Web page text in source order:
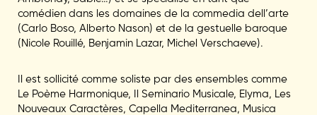
comédien dans les domaines de la commedia dell’arte
(Carlo Boso, Alberto Nason) et de la gestuelle baroque
(Nicole Rouillé, Benjamin Lazar, Michel Verschaeve).
Il est sollicité comme soliste par des ensembles comme
Le Poème Harmonique, Il Seminario Musicale, Elyma, Les
Nouveaux Caractères, Capella Mediterranea, Musica